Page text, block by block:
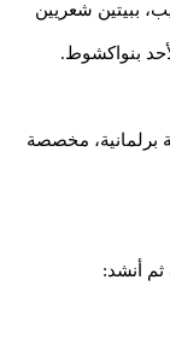
ببيتين شعريين
بنواكشوط.
برلمانية، مخصصة
أنشد: